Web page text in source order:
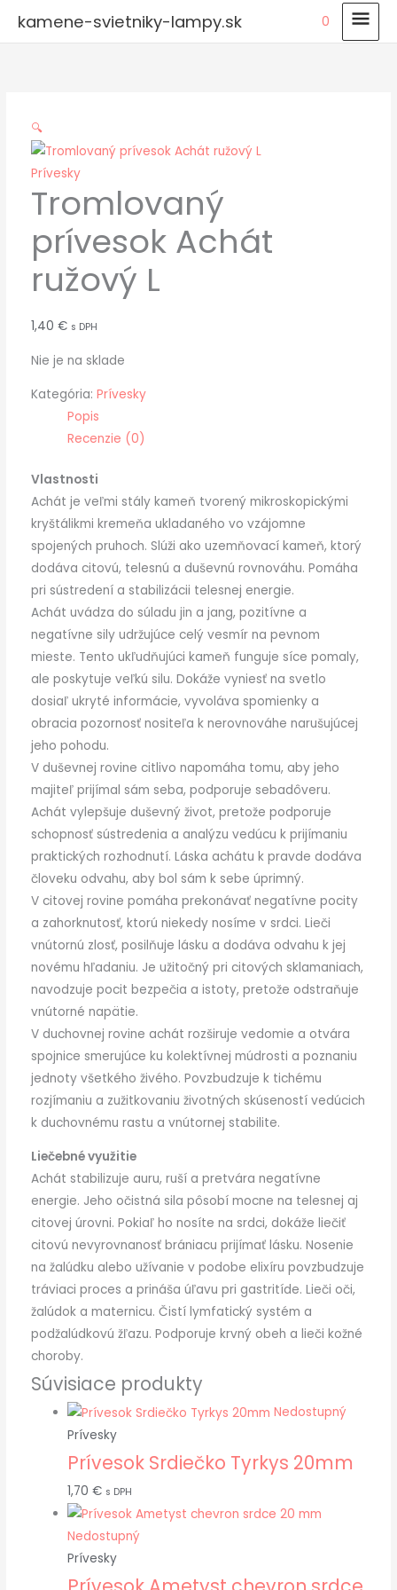
kamene-svietniky-lampy.sk 0
🔍
Prívesky
Tromlovaný
prívesok Achát
ružový L
1,40 € s DPH
Nie je na sklade
Kategória: Prívesky
Popis
Recenzie (0)
Vlastnosti
Achát je veľmi stály kameň tvorený mikroskopickými
kryštálikmi kremeňa ukladaného vo vzájomne
spojených pruhoch. Slúži ako uzemňovací kameň, ktorý
dodáva citovú, telesnú a duševnú rovnováhu. Pomáha
pri sústredení a stabilizácii telesnej energie.
Achát uvádza do súladu jin a jang, pozitívne a
negatívne sily udržujúce celý vesmír na pevnom
mieste. Tento ukľudňujúci kameň funguje síce pomaly,
ale poskytuje veľkú silu. Dokáže vyniesť na svetlo
dosiaľ ukryté informácie, vyvoláva spomienky a
obracia pozornosť nositeľa k nerovnováhe narušujúcej
jeho pohodu.
V duševnej rovine citlivo napomáha tomu, aby jeho
majiteľ prijímal sám seba, podporuje sebadôveru.
Achát vylepšuje duševný život, pretože podporuje
schopnosť sústredenia a analýzu vedúcu k prijímaniu
praktických rozhodnutí. Láska achátu k pravde dodáva
človeku odvahu, aby bol sám k sebe úprimný.
V citovej rovine pomáha prekonávať negatívne pocity
a zahorknutosť, ktorú niekedy nosíme v srdci. Lieči
vnútornú zlosť, posilňuje lásku a dodáva odvahu k jej
novému hľadaniu. Je užitočný pri citových sklamaniach,
navodzuje pocit bezpečia a istoty, pretože odstraňuje
vnútorné napätie.
V duchovnej rovine achát rozširuje vedomie a otvára
spojnice smerujúce ku kolektívnej múdrosti a poznaniu
jednoty všetkého živého. Povzbudzuje k tichému
rozjímaniu a zužitkovaniu životných skúseností vedúcich
k duchovnému rastu a vnútornej stabilite.
Liečebné využitie
Achát stabilizuje auru, ruší a pretvára negatívne
energie. Jeho očistná sila pôsobí mocne na telesnej aj
citovej úrovni. Pokiaľ ho nosíte na srdci, dokáže liečiť
citovú nevyrovnanosť brániacu prijímať lásku. Nosenie
na žalúdku alebo užívanie v podobe elixíru povzbudzuje
tráviaci proces a prináša úľavu pri gastritíde. Lieči oči,
žalúdok a maternicu. Čistí lymfatický systém a
podžalúdkovú žľazu. Podporuje krvný obeh a lieči kožné
choroby.
Súvisiace produkty
Nedostupný
Prívesky
Prívesok Srdiečko Tyrkys 20mm
1,70 € s DPH
Nedostupný
Prívesky